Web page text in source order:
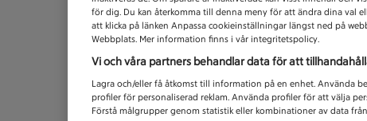
för dig. Du kan återkomma till denna meny för att ändra dina val
att klicka på länken Anpassa cookieinställningar längst ned på
Webbplats. Mer information finns i vår integritetspolicy.
Vi och våra partners behandlar data för att
Lagra och/eller få åtkomst till information på en enhet. Använda
profiler för personaliserad reklam. Använda profiler för att välja
Förstå målgrupper genom statistik eller kombinationer av data